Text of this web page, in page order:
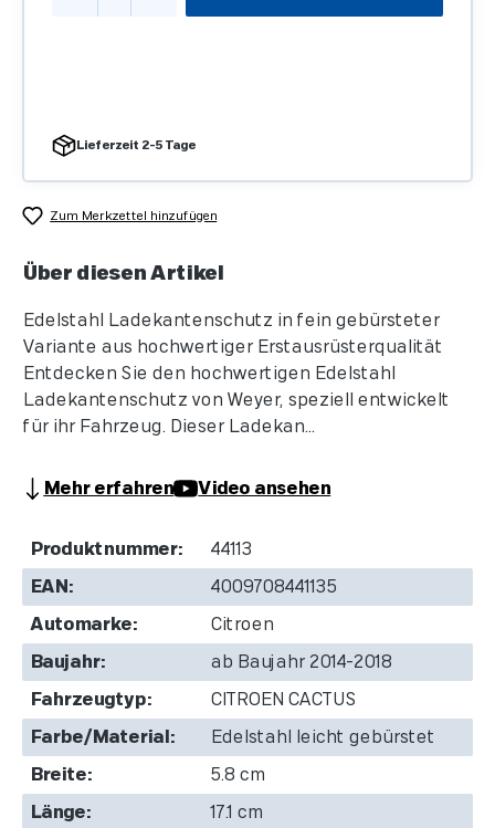
Lieferzeit 2-5 Tage
Zum Merkzettel hinzufügen
Über diesen Artikel
Edelstahl Ladekantenschutz in fein gebürsteter
Variante aus hochwertiger Erstausrüsterqualität
Entdecken Sie den hochwertigen Edelstahl
Ladekantenschutz von Weyer, speziell entwickelt
für ihr Fahrzeug. Dieser Ladekan...
Mehr erfahren Video ansehen
Produktnummer: 44113
EAN: 4009708441135
Automarke: Citroen
Baujahr: ab Baujahr 2014-2018
Fahrzeugtyp: CITROEN CACTUS
Farbe/Material: Edelstahl leicht gebürstet
Breite: 5.8 cm
Länge: 17.1 cm